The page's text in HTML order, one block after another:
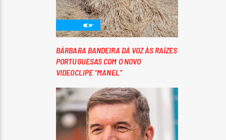
BÁRBARA BANDEIRA DÁ VOZ ÀS RAÍZES
PORTUGUESAS COM O NOVO
VIDEOCLIPE “MANEL”